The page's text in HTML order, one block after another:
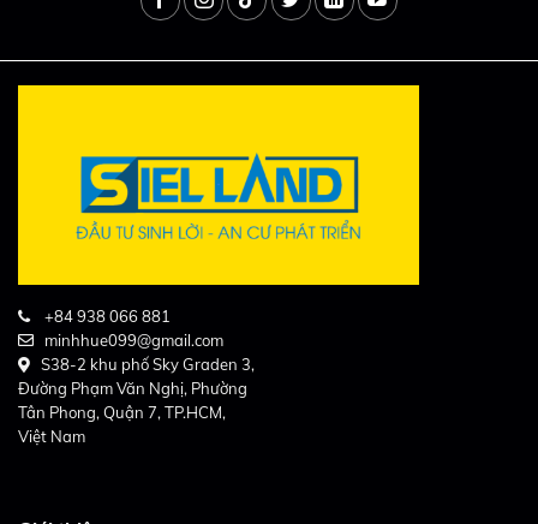
+84 938 066 881
minhhue099@gmail.com
S38-2 khu phố Sky Graden 3,
Đường Phạm Văn Nghị, Phường
Tân Phong, Quận 7, TP.HCM,
Việt Nam